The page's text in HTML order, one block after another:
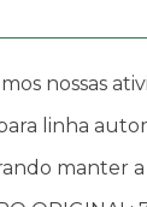
nossas
linha
manter